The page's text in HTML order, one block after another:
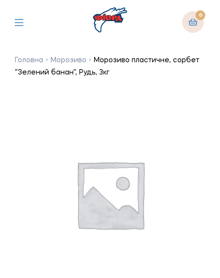
0
Головна Морозиво
Морозиво пластичне, сорбет
“Зелений банан”, Рудь, 3кг